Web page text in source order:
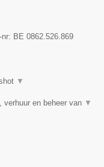
BE 0862.526.869
▼
en beheer van ▼